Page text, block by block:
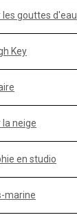
les gouttes d'eau
Key
la neige
en studio
marine